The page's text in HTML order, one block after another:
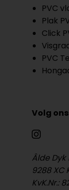
PVC
Plak
Click
PVC
Volg
Âlde Dyk
9288 XC
KvK.Nr.: